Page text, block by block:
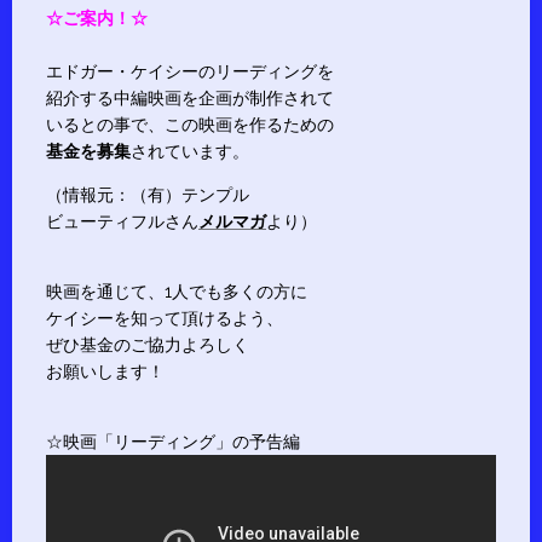
☆ご案内！☆
エドガー・ケイシーのリーディングを
紹介する中編映画を企画が制作されて
いるとの事で、この映画を作るための
基金を募集されています。
（情報元：（有）テンプル
ビューティフルさんメルマガより）
映画を通じて、1人でも多くの方に
ケイシーを知って頂けるよう、
ぜひ基金のご協力よろしく
お願いします！
☆映画「リーディング」の予告編